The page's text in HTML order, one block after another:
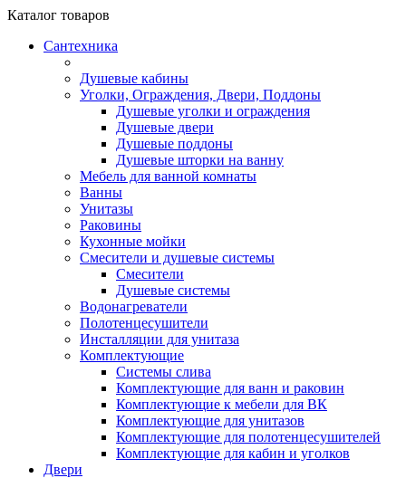
Каталог товаров
Сантехника
Душевые кабины
Уголки, Ограждения, Двери, Поддоны
Душевые уголки и ограждения
Душевые двери
Душевые поддоны
Душевые шторки на ванну
Мебель для ванной комнаты
Ванны
Унитазы
Раковины
Кухонные мойки
Смесители и душевые системы
Смесители
Душевые системы
Водонагреватели
Полотенцесушители
Инсталляции для унитаза
Комплектующие
Системы слива
Комплектующие для ванн и раковин
Комплектующие к мебели для ВК
Комплектующие для унитазов
Комплектующие для полотенцесушителей
Комплектующие для кабин и уголков
Двери